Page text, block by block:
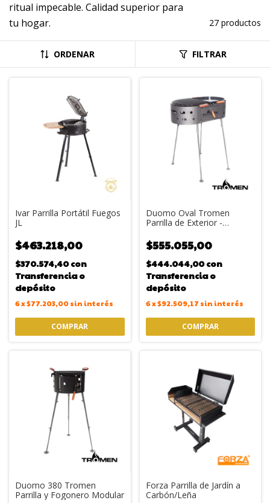
ritual impecable. Calidad superior para
tu hogar.
27 productos
ORDENAR FILTRAR
Ivar Parrilla Portátil Fuegos
JL
$463.218,00
$370.574,40con
Transferencia o
depósito
6x$77.203,00sin interés
Duomo Oval Tromen
Parrilla de Exterior -
Enlozadas
$555.055,00
$444.044,00con
Transferencia o
depósito
6x$92.509,17 sin interés
Duomo 380 Tromen
Parrilla y Fogonero Modular
Forza Parrilla de Jardín a
Carbón/Leña